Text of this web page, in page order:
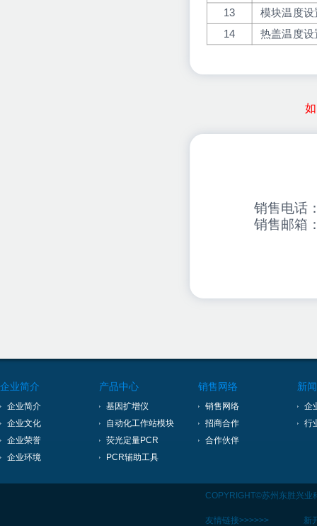
13 模块温度设
14 热盖温度设
销售电话
销售邮箱
企业简介
企业简介
企业文化
企业荣誉
企业环境
产品中心
基因扩增仪
自动化工作站模块
荧光定量PCR
PCR辅助工具
销售网络
销售网络
招商合作
合作伙伴
新
企
行
COPYRIGHT©苏州东胜兴业
新
友情链接>>>>>>